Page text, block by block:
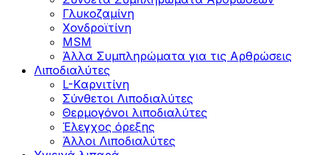
Γλυκοζαμίνη
Χονδροϊτίνη
MSM
Άλλα Συμπληρώματα για τις Αρθρώσεις
Λιποδιαλύτες
L-Kαρνιτίνη
Σύνθετοι Λιποδιαλύτες
Θερμογόνοι λιποδιαλύτες
Έλεγχος όρεξης
Άλλοι Λιποδιαλύτες